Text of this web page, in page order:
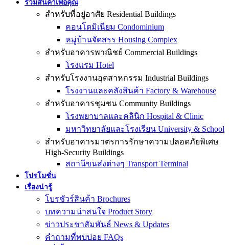
รวมสินค้าเพื่อคุณ
สำหรับที่อยู่อาศัย Residential Buildings
คอนโดมิเนียม Condominium
หมู่บ้านจัดสรร Housing Complex
สำหรับอาคารพาณิชย์ Commercial Buildings
โรงแรม Hotel
สำหรับโรงงานอุตสาหกรรม Industrial Buildings
โรงงานและคลังสินค้า Factory & Warehouse
สำหรับอาคารชุมชน Community Buildings
โรงพยาบาลและคลินิก Hospital & Clinic
มหาวิทยาลัยและโรงเรียน University & School
สำหรับอาคารมาตรการรักษาความปลอดภัยพิเศษ
High-Security Buildings
สถานีขนส่งต่างๆ Transport Terminal
โปรโมชั่น
เรื่องน่ารู้
โบรชัวร์สินค้า Brochures
บทความน่าสนใจ Product Story
ข่าวประชาสัมพันธ์ News & Updates
คำถามที่พบบ่อย FAQs